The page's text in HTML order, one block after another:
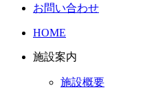
お問い合わせ
HOME
施設案内
施設概要